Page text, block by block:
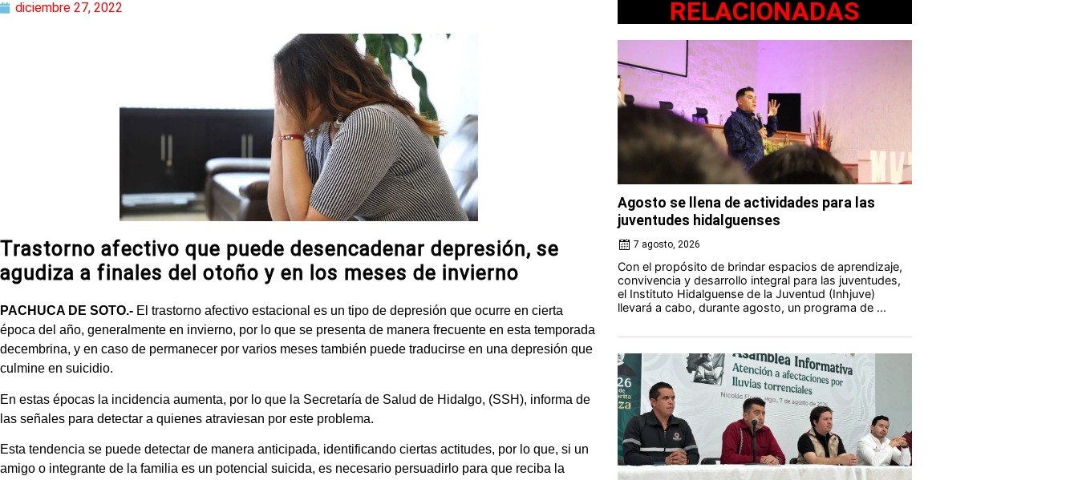
diciembre 27, 2022
Trastorno afectivo que puede desencadenar depresión, se
agudiza a finales del otoño y en los meses de invierno
PACHUCA DE SOTO.- El trastorno afectivo estacional es un tipo de depresión que ocurre en cierta
época del año, generalmente en invierno, por lo que se presenta de manera frecuente en esta temporada
decembrina, y en caso de permanecer por varios meses también puede traducirse en una depresión que
culmine en suicidio.
En estas épocas la incidencia aumenta, por lo que la Secretaría de Salud de Hidalgo, (SSH), informa de
las señales para detectar a quienes atraviesan por este problema.
Esta tendencia se puede detectar de manera anticipada, identificando ciertas actitudes, por lo que, si un
amigo o integrante de la familia es un potencial suicida, es necesario persuadirlo para que reciba la
RELACIONADAS
Agosto se llena de actividades para las
juventudes hidalguenses
7 agosto, 2026
Con el propósito de brindar espacios de aprendizaje,
convivencia y desarrollo integral para las juventudes,
el Instituto Hidalguense de la Juventud (Inhjuve)
llevará a cabo, durante agosto, un programa de ...